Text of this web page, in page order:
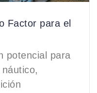
Factor para el
potencial para